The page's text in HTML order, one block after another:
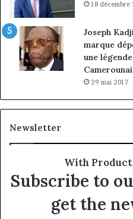
18 décembre
Joseph
marque
une
29 mai 2017
Newsletter
With Product
Subscribe to
get the